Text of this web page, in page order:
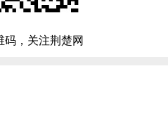
码，关注荆楚网